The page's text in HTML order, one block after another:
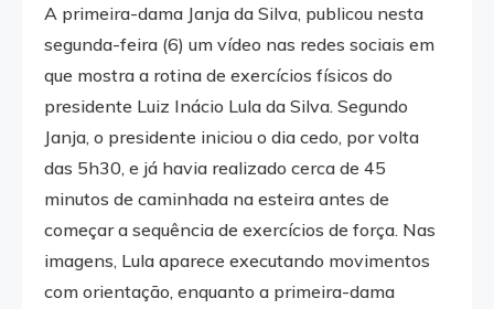
A primeira-dama Janja da Silva, publicou nesta
segunda-feira (6) um vídeo nas redes sociais em
que mostra a rotina de exercícios físicos do
presidente Luiz Inácio Lula da Silva. Segundo
Janja, o presidente iniciou o dia cedo, por volta
das 5h30, e já havia realizado cerca de 45
minutos de caminhada na esteira antes de
começar a sequência de exercícios de força. Nas
imagens, Lula aparece executando movimentos
com orientação, enquanto a primeira-dama